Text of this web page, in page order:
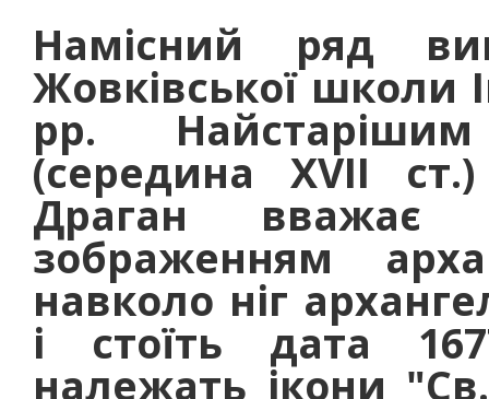
Намісний ряд
Жовківської школи
рр.
(середина XVII
Драган вважає
зображенням
навколо ніг
і стоїть дата
належать ікони